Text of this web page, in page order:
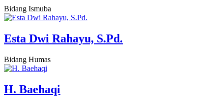
Bidang Ismuba
Esta Dwi Rahayu, S.Pd.
Bidang Humas
H. Baehaqi